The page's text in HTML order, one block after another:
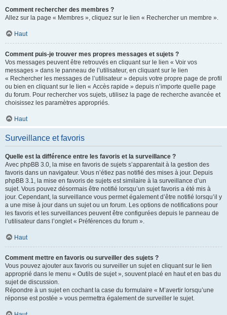
Comment rechercher des membres ?
Allez sur la page « Membres », cliquez sur le lien « Rechercher un membre ».
Haut
Comment puis-je trouver mes propres messages et sujets ?
Vos messages peuvent être retrouvés en cliquant sur le lien « Voir vos
messages » dans le panneau de l’utilisateur, en cliquant sur le lien
« Rechercher les messages de l’utilisateur » depuis votre propre page de profil
ou bien en cliquant sur le lien « Accès rapide » depuis n’importe quelle page
du forum. Pour rechercher vos sujets, utilisez la page de recherche avancée et
choisissez les paramètres appropriés.
Haut
Surveillance et favoris
Quelle est la différence entre les favoris et la surveillance ?
Avec phpBB 3.0, la mise en favoris de sujets s’apparentait à la gestion des
favoris dans un navigateur. Vous n’étiez pas notifié des mises à jour. Depuis
phpBB 3.1, la mise en favoris de sujets est similaire à la surveillance d’un
sujet. Vous pouvez désormais être notifié lorsqu’un sujet favoris a été mis à
jour. Cependant, la surveillance vous permet également d’être notifié lorsqu’il y
a une mise à jour dans un sujet ou un forum. Les options de notifications pour
les favoris et les surveillances peuvent être configurées depuis le panneau de
l’utilisateur dans l’onglet « Préférences du forum ».
Haut
Comment mettre en favoris ou surveiller des sujets ?
Vous pouvez ajouter aux favoris ou surveiller un sujet en cliquant sur le lien
approprié dans le menu « Outils de sujet », souvent placé en haut et en bas du
sujet de discussion.
Répondre à un sujet en cochant la case du formulaire « M’avertir lorsqu’une
réponse est postée » vous permettra également de surveiller le sujet.